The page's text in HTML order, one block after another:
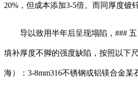
20%，但成本添加3-5倍。而同厚度镀
导以致用半年后呈现塌陷，### 五
填补厚度不脚的强度缺陷，按照以下
海）：3-8mm316不锈钢或铝镁合金